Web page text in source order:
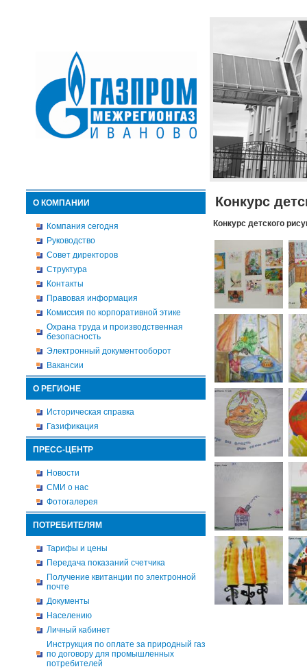
О КОМПАНИИ
Компания сегодня
Руководство
Совет директоров
Структура
Контакты
Правовая информация
Комиссия по корпоративной этике
Охрана труда и производственная
безопасность
Электронный документооборот
Вакансии
О РЕГИОНЕ
Историческая справка
Газификация
ПРЕСС-ЦЕНТР
Новости
СМИ о нас
Фотогалерея
ПОТРЕБИТЕЛЯМ
Тарифы и цены
Передача показаний счетчика
Получение квитанции по электронной
почте
Документы
Населению
Личный кабинет
Инструкция по оплате за природный газ
по договору для промышленных
потребителей
Конкурс
Конкурс детского